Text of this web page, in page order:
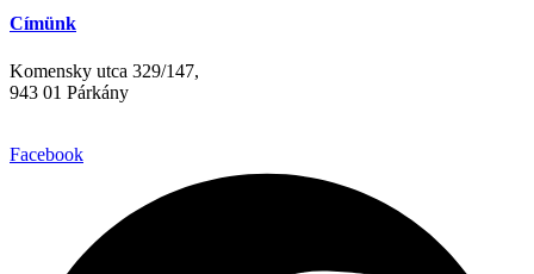
Címünk
Komensky utca 329/147,
943 01 Párkány
Facebook